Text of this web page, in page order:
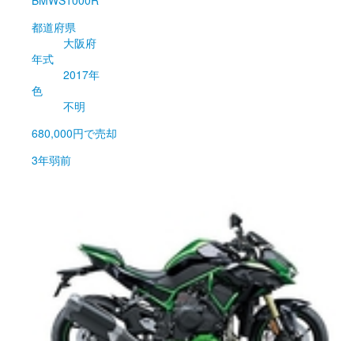
都道府県
大阪府
年式
2017年
色
不明
680,000円で売却
3年弱前